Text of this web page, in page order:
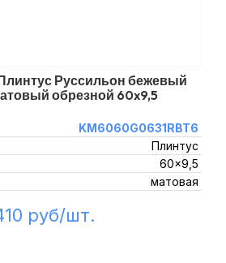
Руссильон бежевый
обрезной 60x9,5
KM6060G0631RBT6
Плинтус
60x9,5
матовая
руб/шт.